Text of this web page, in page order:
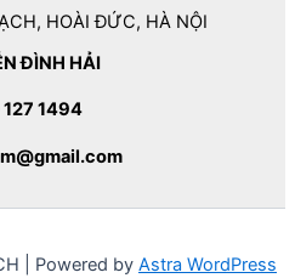
HOÀI ĐỨC, HÀ NỘI
ĐÌNH HẢI
1494
| Powered by Astra WordPress